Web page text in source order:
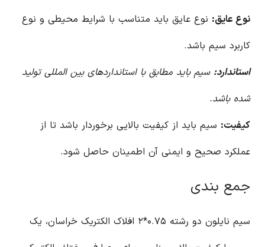
نوع عایق: نوع عایق باید متناسب با شرایط محیطی و نوع
کاربرد سیم باشد.
استاندارد: سیم باید مطابق با استانداردهای بین المللی تولید
شده باشد.
کیفیت: سیم باید از کیفیت بالایی برخوردار باشد تا از
عملکرد صحیح و ایمنی آن اطمینان حاصل شود.
جمع بندی
سیم نایلون دو رشته ۰.۷۵*۲ افلاک الکتریک خراسان، یک